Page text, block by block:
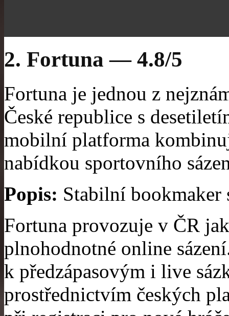
2. Fortuna — 4.8/5
Fortuna je jednou z
České republice s
mobilní platforma
nabídkou sportovního
Popis: Stabilní
Fortuna provozuje v ČR
plnohodnotné online
k předzápasovým i live
prostřednictvím českých